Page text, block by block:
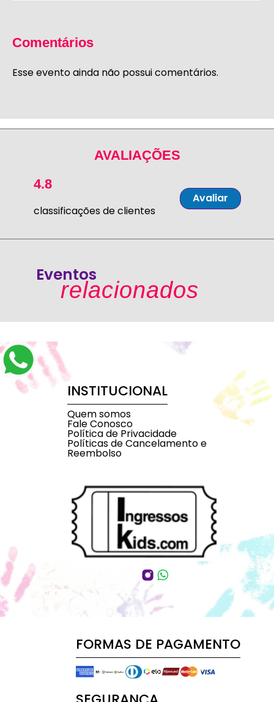
Comentários
Esse evento ainda não possui comentários.
AVALIAÇÕES
4.8
classificações de clientes
Avaliar
Eventos
relacionados
INSTITUCIONAL
Quem somos
Fale Conosco
Política de Privacidade
Políticas de Cancelamento e
Reembolso
FORMAS DE PAGAMENTO